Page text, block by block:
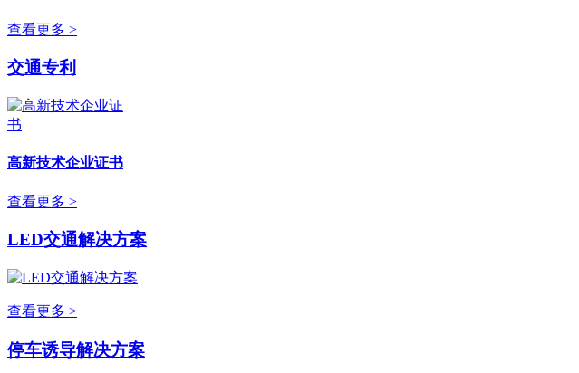
查看更多 >
交通专利
高新技术企业证书
查看更多 >
LED交通解决方案
查看更多 >
停车诱导解决方案